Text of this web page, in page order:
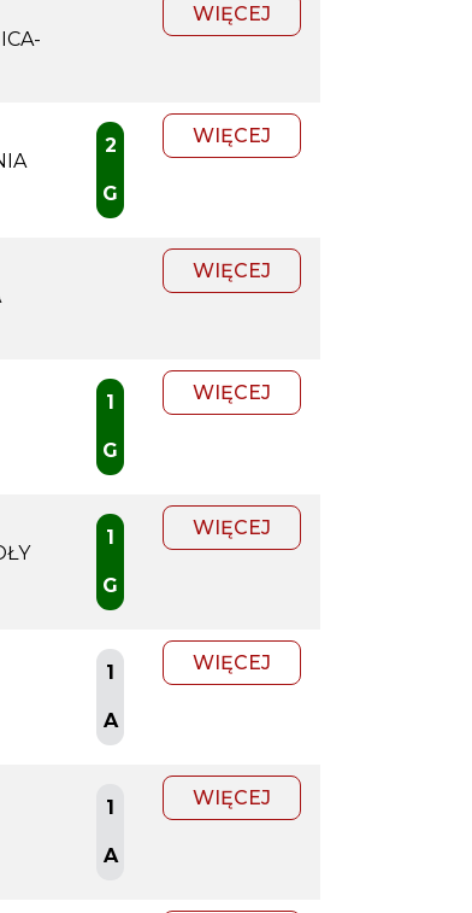
WIĘCEJ
2
G
WIĘCEJ
WIĘCEJ
1
G
WIĘCEJ
1
G
WIĘCEJ
1
A
WIĘCEJ
1
A
WIĘCEJ